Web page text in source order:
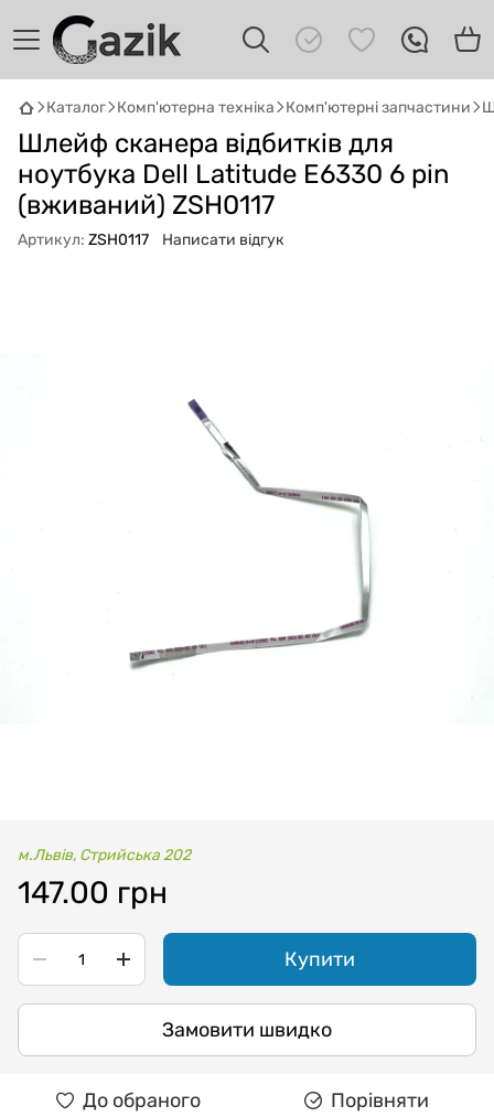
Каталог Комп'ютерна техніка Комп'ютерні запчастини
Шлейф сканера відбитків для
ноутбука Dell Latitude E6330 6 pin
(вживаний) ZSH0117
Артикул: ZSH0117 Написати відгук
м.Львів, Стрийська 202
147.00 грн
Купити
Замовити швидко
До обраного Порівняти
GAZIKAI
Онлайн · пошук техніки
Привіт! 👋 Я Gazik AI — допоможу
підібрати вживану комп'ютерну техніку.
Що шукаєш?